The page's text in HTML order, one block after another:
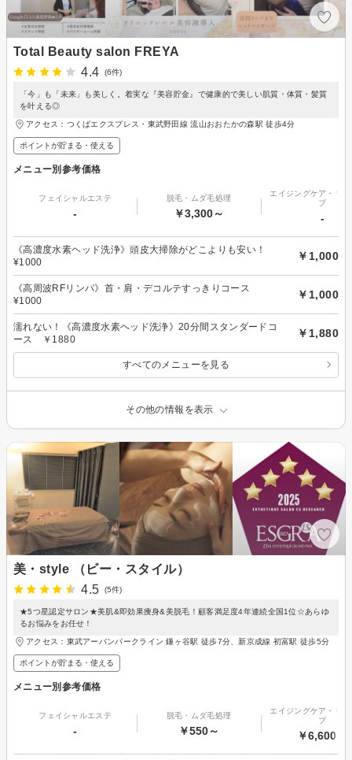
Total Beauty salon FREYA
4.4
(6件)
「今」も「未来」も美しく。着実な『美容貯金』で健康的で美しい肌質・体質・髪質
を叶える◎
アクセス：つくばエクスプレス・東武野田線 流山おおたかの森駅 徒歩4分
ポイントが貯まる・使える
メニュー別参考価格
フェイシャルエステ
-
脱毛・ムダ毛処理
￥3,300～
エイジングケア・リ
プ
-
《高濃度水素ヘッド洗浄》頭皮大掃除がどこよりも安い！
¥1000
￥1,000
《高周波RFリンパ》首・肩・デコルテすっきりコース
¥1000
￥1,000
濡れない！《高濃度水素ヘッド洗浄》20分間スタンダードコ
ース ￥1880
￥1,880
すべてのメニューを見る
その他の情報を表示
美・style （ビー・スタイル）
4.5
(5件)
★5つ星認定サロン★美肌&即効果痩身&美脱毛！顧客満足度4年連続全国1位☆あらゆ
るお悩みをお任せ！
アクセス：東武アーバンパークライン 鎌ヶ谷駅 徒歩7分、新京成線 初富駅 徒歩5分
ポイントが貯まる・使える
メニュー別参考価格
フェイシャルエステ
-
脱毛・ムダ毛処理
￥550～
エイジングケア・リ
プ
￥6,600～